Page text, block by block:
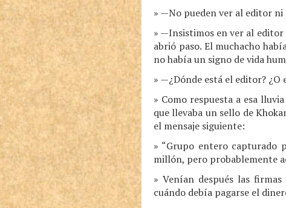
» —No pueden ver al editor
» —Insistimos en ver al
abrió paso. El muchacho
no había un signo de vida
» —¿Dónde está el editor?
» Como respuesta a esa
que llevaba un sello de
el mensaje siguiente:
» “Grupo entero capturado
millón, pero probablemente
» Venían después las
cuándo debía pagarse el